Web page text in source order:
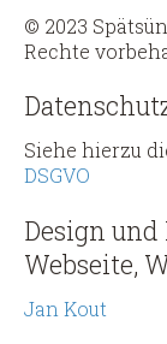
© 2023
Rechte
Siehe hierzu
DSGVO
Design
Webseite,
Jan Kout